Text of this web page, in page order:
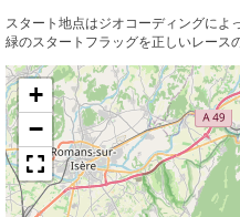
スタート地点はジオコーディングに
緑のスタートフラッグを正しいレース
+
−